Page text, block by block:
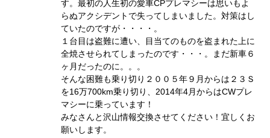
す。最初の人生初の愛車CPプレマシーは思いもよ
らぬアクシデントで失ってしまいました。対策はし
ていたのですが・・・・。
１台目は盗難に遭い、目当てのものを盗まれた上に
全焼させられてしまったのです・・・。まだ新車６
ヶ月だったのに。。。
そんな困難も乗り切り２００５年９月からは２３Ｓ
を16万700km乗り切り、2014年4月からはCWプレ
マシーに乗っています！
みなさんと沢山情報交換させてください！宜しくお
願いします。